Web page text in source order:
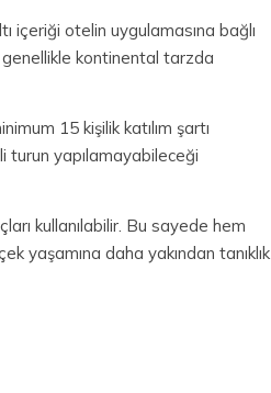
içeriği otelin uygulamasına bağlı
kontinental tarzda
15 kişilik katılım şartı
turun yapılamayabileceği
kullanılabilir. Bu sayede hem
yaşamına daha yakından tanıklık